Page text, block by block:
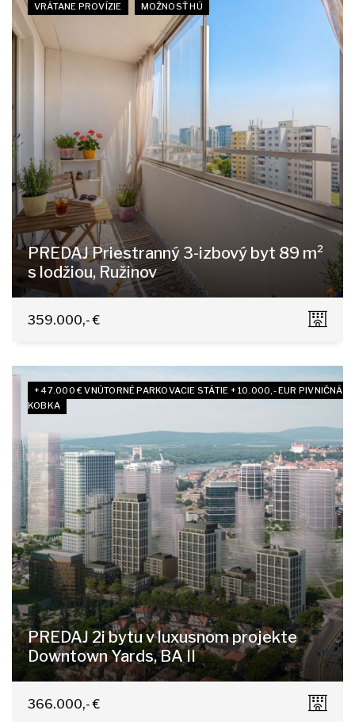
VRÁTANE PROVÍZIE MOŽNOSŤ HÚ
PREDAJ Priestranný 3-izbový byt 89 m²
s lodžiou, Ružinov
Jégeho, Bratislava - Nivy
359.000,- €
+ 47.000 € VNÚTORNÉ PARKOVACIE STÁTIE + 10.000,- EUR PIVNIČNÁ
KOBKA
PREDAJ 2i bytu v luxusnom projekte
Downtown Yards, BA II
Košická, Bratislava - Nivy
366.000,- €